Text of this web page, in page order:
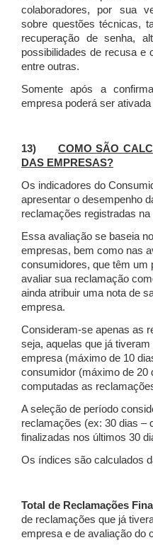
colaboradores, por sua
sobre questões técnicas,
recuperação de senha,
possibilidades de recusa e
entre outras.
Somente após a
empresa poderá ser
13)COMO SÃO
DAS EMPRESAS?
Os indicadores do
apresentar o desempenho
reclamações registradas na
Essa avaliação se baseia
empresas, bem como nas
consumidores, que têm um
avaliar sua reclamação
ainda atribuir uma nota de
empresa.
Consideram-se apenas as
seja, aquelas que já
empresa (máximo de 10
consumidor (máximo de 20
computadas as
A seleção de período
reclamações (ex: 30 dias –
finalizadas nos últimos 30
Os índices são calculados
Total de Reclamações
de reclamações que já
empresa e de avaliação do